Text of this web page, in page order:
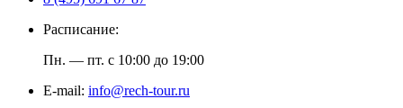
Расписание:
Пн. — пт. с 10:00 до 19:00
E-mail: info@rech-tour.ru